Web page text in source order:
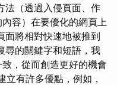
法（透過入侵頁面、作
容）在要優化的網頁上
面將相對快速地被推到
尋的關鍵字和短語，我
，從而創造更好的機會
立有許多優點，例如，